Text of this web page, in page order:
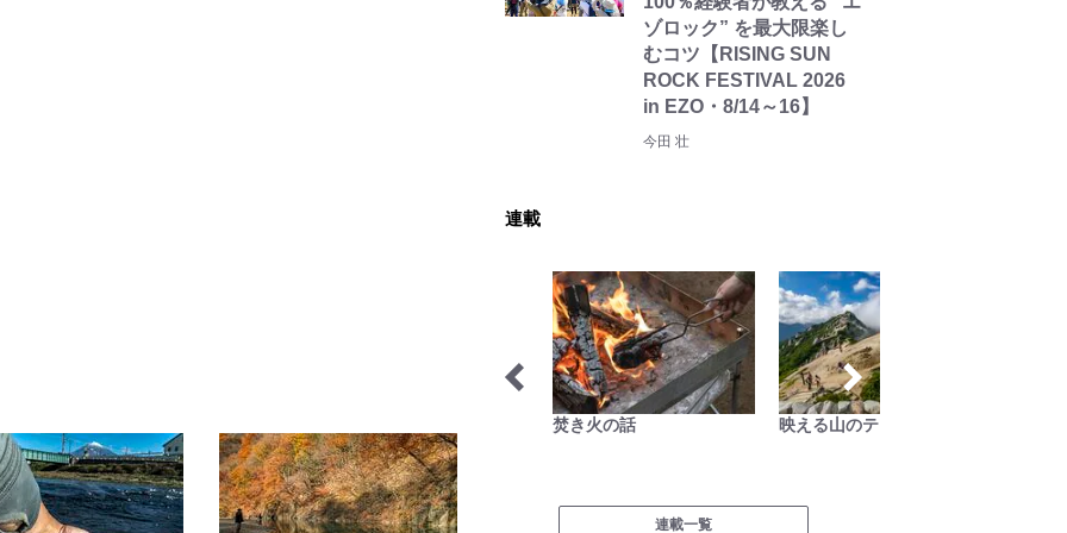
ゾロック” を最大限楽し
むコツ【RISING SUN
ROCK FESTIVAL 2026
in EZO・8/14～16】
今田 壮
連載
グラー 「冨士木耶奈の
WILD LIFE」
研究所
焚き火の話 映える山のテン場
連載一覧